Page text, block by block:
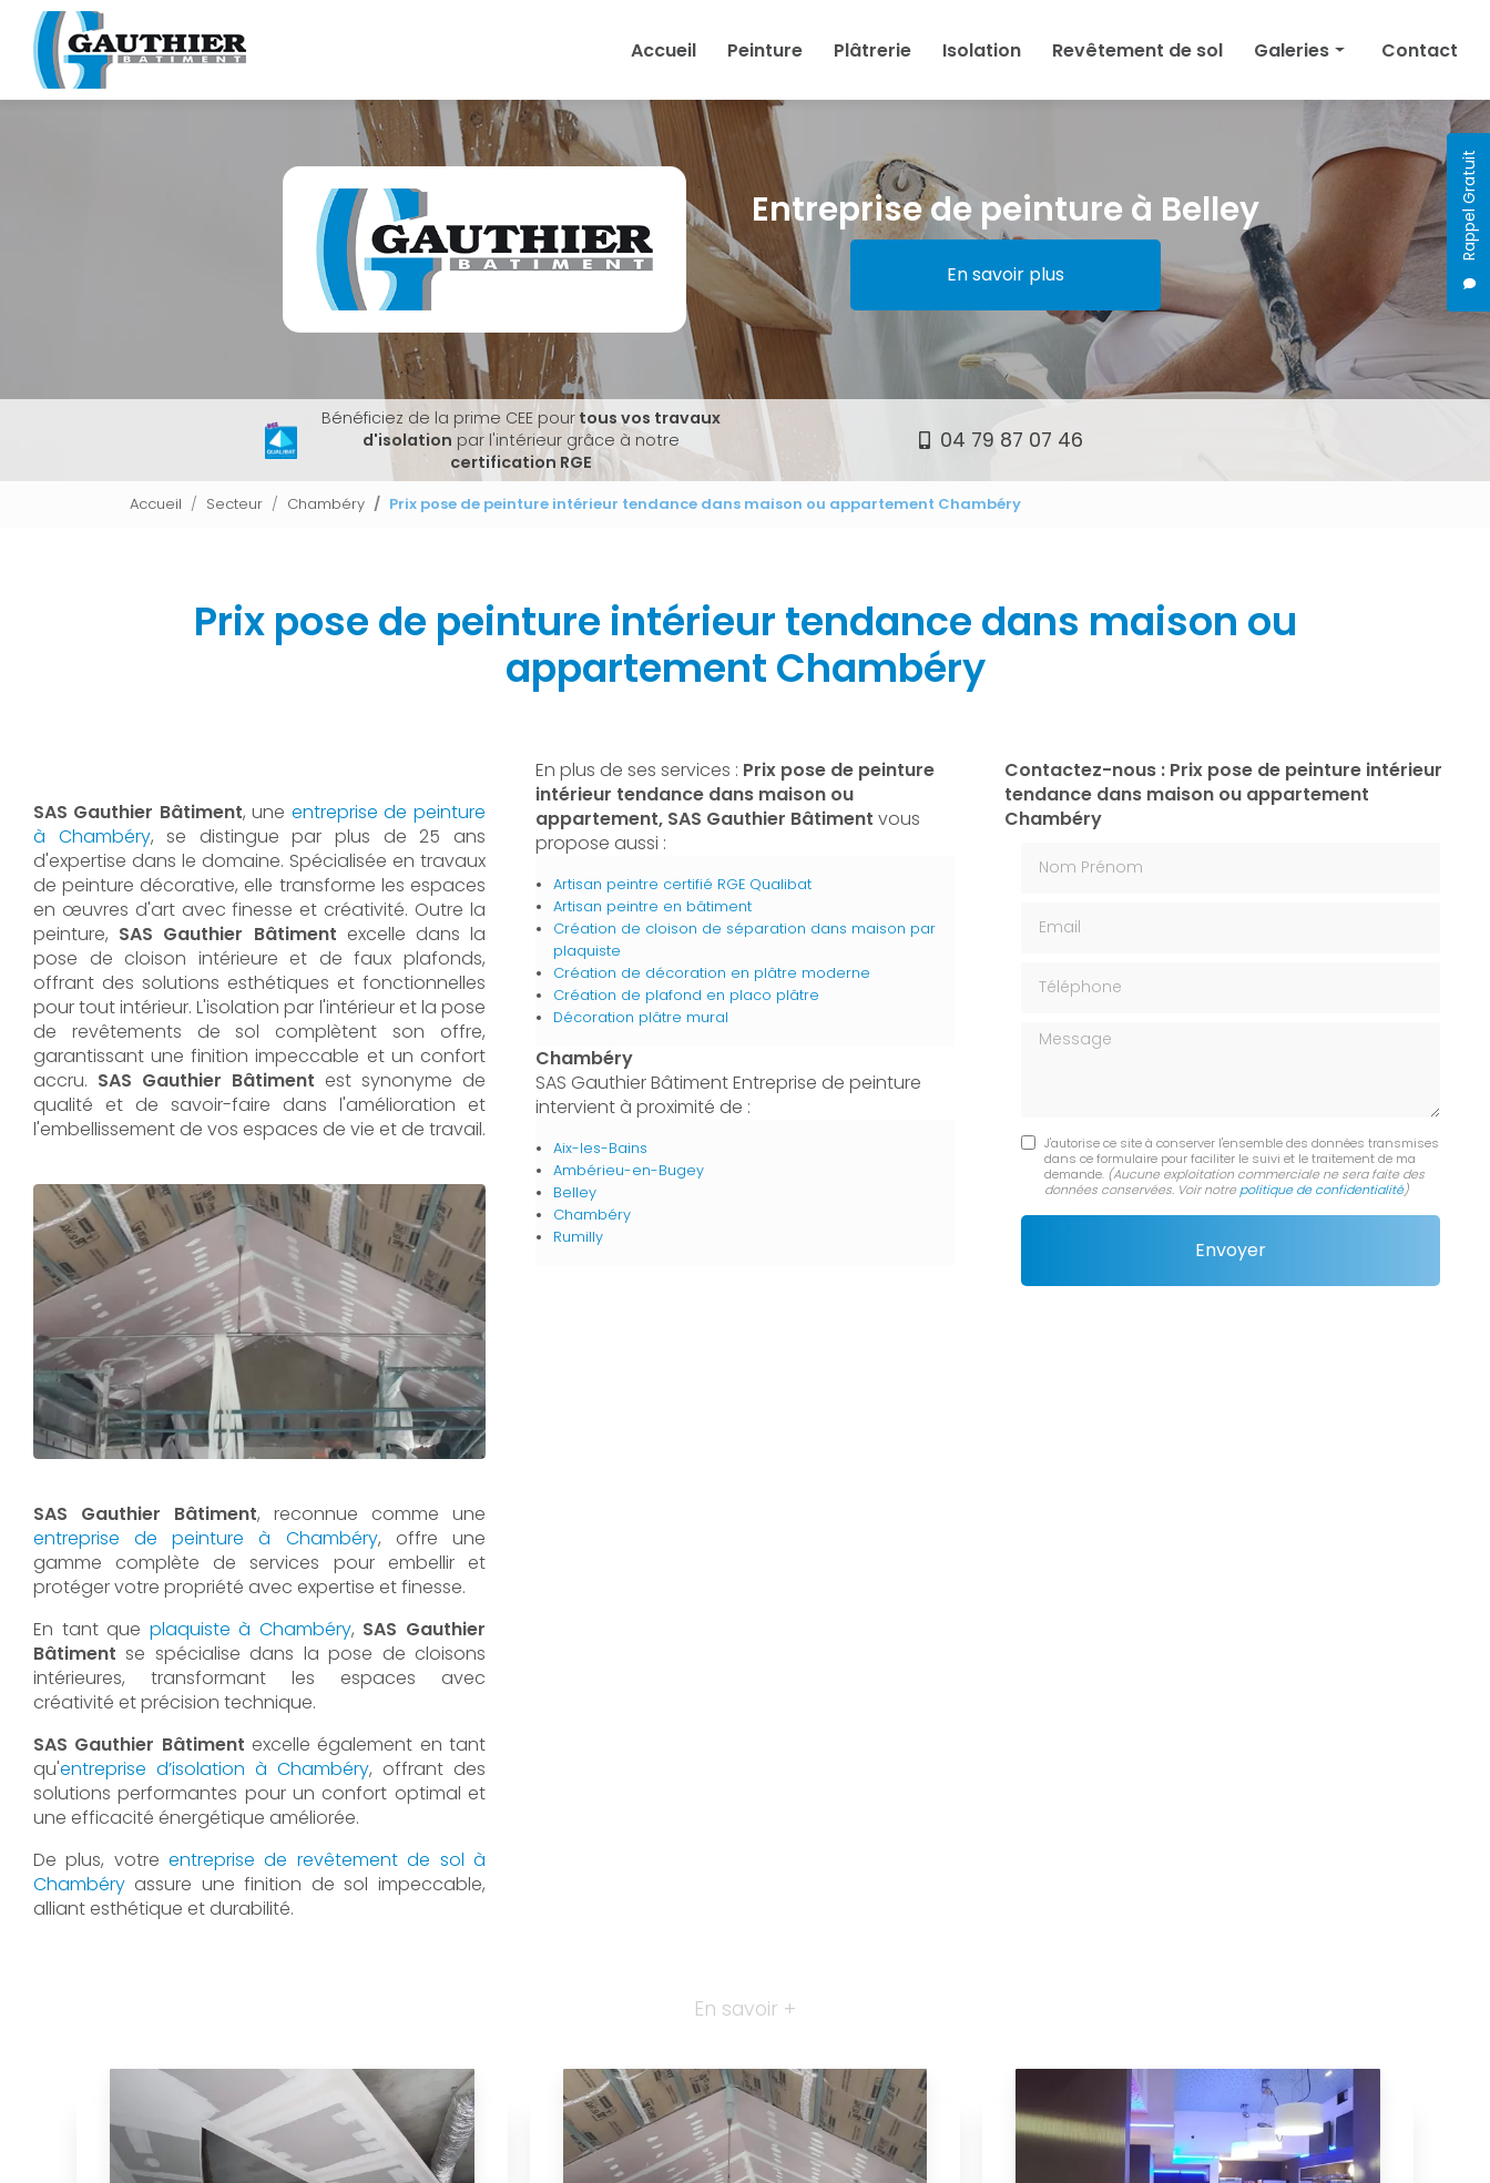
contenu
principal
Rappel Gratuit
Accueil
Peinture Plâtrerie Isolation Revêtement de sol Galeries
Plâtrerie
Revêtement de sol
Contact
Entreprise de peinture à Belley
En savoir plus
Bénéficiez de la prime CEE pourtous vos travaux
d'isolation par l'intérieur grâce à notre
certification RGE
04 79 87 07 46
Accueil Secteur Chambéry Prix pose de peinture intérieur tendance dans maison ou appartement Chambéry
Prix pose de peinture intérieur tendance dans maison ou
appartement Chambéry
SAS Gauthier Bâtiment, une entreprise de peinture
à Chambéry, se distingue par plus de 25 ans
d'expertise dans le domaine. Spécialisée en travaux
de peinture décorative, elle transforme les espaces
en œuvres d'art avec finesse et créativité. Outre la
peinture, SAS Gauthier Bâtiment excelle dans la
pose de cloison intérieure et de faux plafonds,
offrant des solutions esthétiques et fonctionnelles
pour tout intérieur. L'isolation par l'intérieur et la pose
de revêtements de sol complètent son offre,
garantissant une finition impeccable et un confort
accru. SAS Gauthier Bâtiment est synonyme de
qualité et de savoir-faire dans l'amélioration et
l'embellissement de vos espaces de vie et de travail.
SAS Gauthier Bâtiment, reconnue comme une
entreprise de peinture à Chambéry, offre une
gamme complète de services pour embellir et
protéger votre propriété avec expertise et finesse.
En tant que plaquiste à Chambéry, SAS Gauthier
Bâtiment se spécialise dans la pose de cloisons
intérieures, transformant les espaces avec
créativité et précision technique.
SAS Gauthier Bâtiment excelle également en tant
qu'entreprise d’isolation à Chambéry, offrant des
solutions performantes pour un confort optimal et
une efficacité énergétique améliorée.
De plus, votreentreprise de revêtement de sol à
Chambéry assure une finition de sol impeccable,
alliant esthétique et durabilité.
En plus de ses services : Prix pose de peinture
intérieur tendance dans maison ou
appartement, SAS Gauthier Bâtiment vous
propose aussi :
Artisan peintre certifié RGE Qualibat
Artisan peintre en bâtiment
Création de cloison de séparation dans maison par
plaquiste
Création de décoration en plâtre moderne
Création de plafond en placo plâtre
Décoration plâtre mural
Chambéry
SAS Gauthier Bâtiment Entreprise de peinture
intervient à proximité de :
Aix-les-Bains
Ambérieu-en-Bugey
Belley
Chambéry
Rumilly
Contactez-nous : Prix pose de peinture intérieur
tendance dans maison ou appartement
Chambéry
Message
J'autorise ce site à conserver l'ensemble des données transmises
dans ce formulaire pour faciliter le suivi et le traitement de ma
demande. (Aucune exploitation commerciale ne sera faite des
données conservées. Voir notre politique de confidentialité)
En savoir +